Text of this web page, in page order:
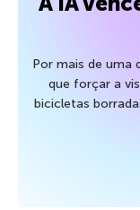
Por mais de uma
que forçar a
bicicletas